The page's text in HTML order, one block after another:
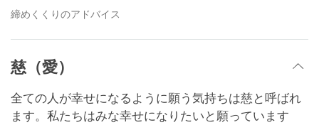
締めくくりのアドバイス
慈（愛）
全ての人が幸せになるように願う気持ちは慈と呼ばれ
ます。私たちはみな幸せになりたいと願っています